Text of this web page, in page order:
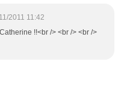
2011 11:42
!!<br /> <br /> <br />